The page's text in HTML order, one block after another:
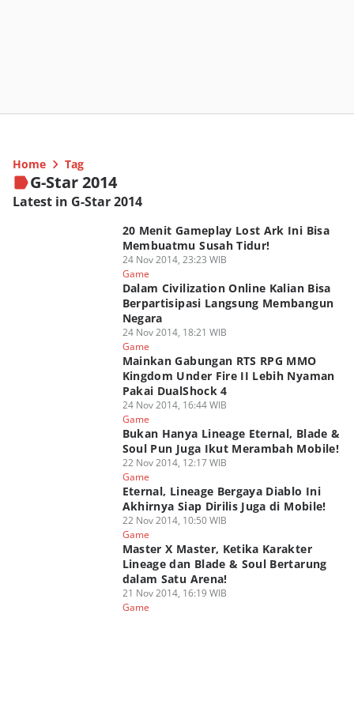
Home Tag
G-Star 2014
Latest in G-Star 2014
20 Menit Gameplay Lost Ark Ini Bisa
Membuatmu Susah Tidur!
24 Nov 2014, 23:23 WIB
Game
Dalam Civilization Online Kalian Bisa
Berpartisipasi Langsung Membangun
Negara
24 Nov 2014, 18:21 WIB
Game
Mainkan Gabungan RTS RPG MMO
Kingdom Under Fire II Lebih Nyaman
Pakai DualShock 4
24 Nov 2014, 16:44 WIB
Game
Bukan Hanya Lineage Eternal, Blade &
Soul Pun Juga Ikut Merambah Mobile!
22 Nov 2014, 12:17 WIB
Game
Eternal, Lineage Bergaya Diablo Ini
Akhirnya Siap Dirilis Juga di Mobile!
22 Nov 2014, 10:50 WIB
Game
Master X Master, Ketika Karakter
Lineage dan Blade & Soul Bertarung
dalam Satu Arena!
21 Nov 2014, 16:19 WIB
Game